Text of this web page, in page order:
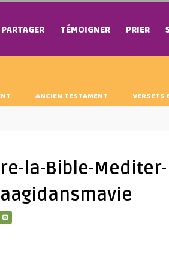
PARTAGER TÉMOIGNER PRIER
ANCIEN TESTAMENT VERSETS
la-Bible-Mediter-